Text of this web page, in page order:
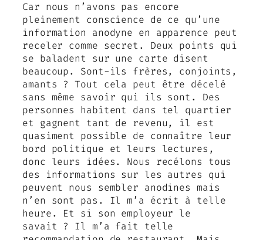
Car nous n’avons pas encore
pleinement conscience de ce qu’une
information anodyne en apparence peut
receler comme secret. Deux points qui
se baladent sur une carte disent
beaucoup. Sont-ils frères, conjoints,
amants ? Tout cela peut être décelé
sans même savoir qui ils sont. Des
personnes habitent dans tel quartier
et gagnent tant de revenu, il est
quasiment possible de connaître leur
bord politique et leurs lectures,
donc leurs idées. Nous recélons tous
des informations sur les autres qui
peuvent nous sembler anodines mais
n’en sont pas. Il m’a écrit à telle
heure. Et si son employeur le
savait ? Il m’a fait telle